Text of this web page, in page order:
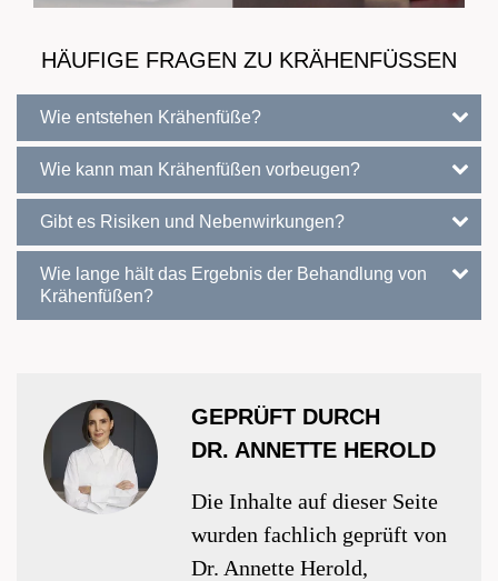
HÄUFIGE FRAGEN ZU KRÄHENFÜSSEN
Wie entstehen Krähenfüße?
Wie kann man Krähenfüßen vorbeugen?
Gibt es Risiken und Nebenwirkungen?
Wie lange hält das Ergebnis der Behandlung von
Krähenfüßen?
GEPRÜFT DURCH
DR. ANNETTE HEROLD
Die Inhalte auf dieser Seite
wurden fachlich geprüft von
Dr. Annette Herold,